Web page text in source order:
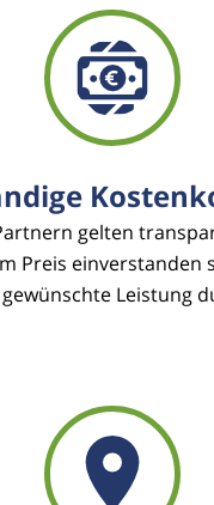
gelten
Preis einverstanden
Leistung